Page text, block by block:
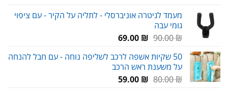
היה:
הוא:
מעמד לגיטרה אוניברסלי - לתליה על הקיר - עם ציפוי
גומי עבה
90.00₪
המחיר
היה:
90.00 ₪.
69.00 ₪
המחיר
הוא:
69.00 ₪.
50 שקיות אשפה לרכב לשליפה נוחה - עם חבל להנחה
על משענת ראש הרכב
80.00₪
המחיר59.00 ₪
המחיר